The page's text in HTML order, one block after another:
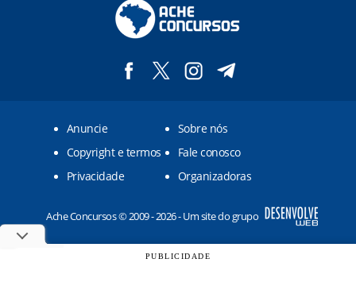
Anuncie
Sobre nós
Copyright e termos
Fale conosco
Privacidade
Organizadoras
Ache Concursos © 2009 - 2026 - Um site do grupo
PUBLICIDADE